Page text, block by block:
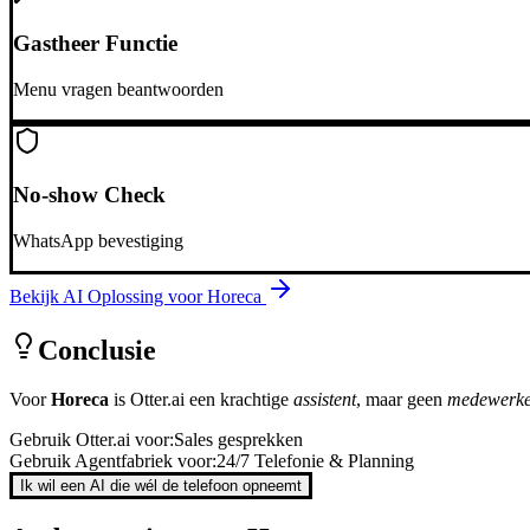
Gastheer Functie
Menu vragen beantwoorden
No-show Check
WhatsApp bevestiging
Bekijk AI Oplossing voorHoreca
Conclusie
VoorHoreca is Otter.ai een krachtige assistent, maar geen
Gebruik Otter.ai voor:Sales gesprekken
Gebruik Agentfabriek voor:24/7 Telefonie & Planning
Ik wil een AI die wél de telefoon opneemt